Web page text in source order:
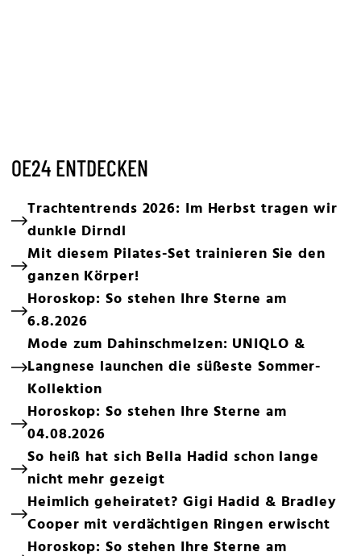
OE24 ENTDECKEN
Trachtentrends 2026: Im Herbst tragen wir
dunkle Dirndl
Mit diesem Pilates-Set trainieren Sie den
ganzen Körper!
Horoskop: So stehen Ihre Sterne am
6.8.2026
Mode zum Dahinschmelzen: UNIQLO &
Langnese launchen die süßeste Sommer-
Kollektion
Horoskop: So stehen Ihre Sterne am
04.08.2026
So heiß hat sich Bella Hadid schon lange
nicht mehr gezeigt
Heimlich geheiratet? Gigi Hadid & Bradley
Cooper mit verdächtigen Ringen erwischt
Horoskop: So stehen Ihre Sterne am